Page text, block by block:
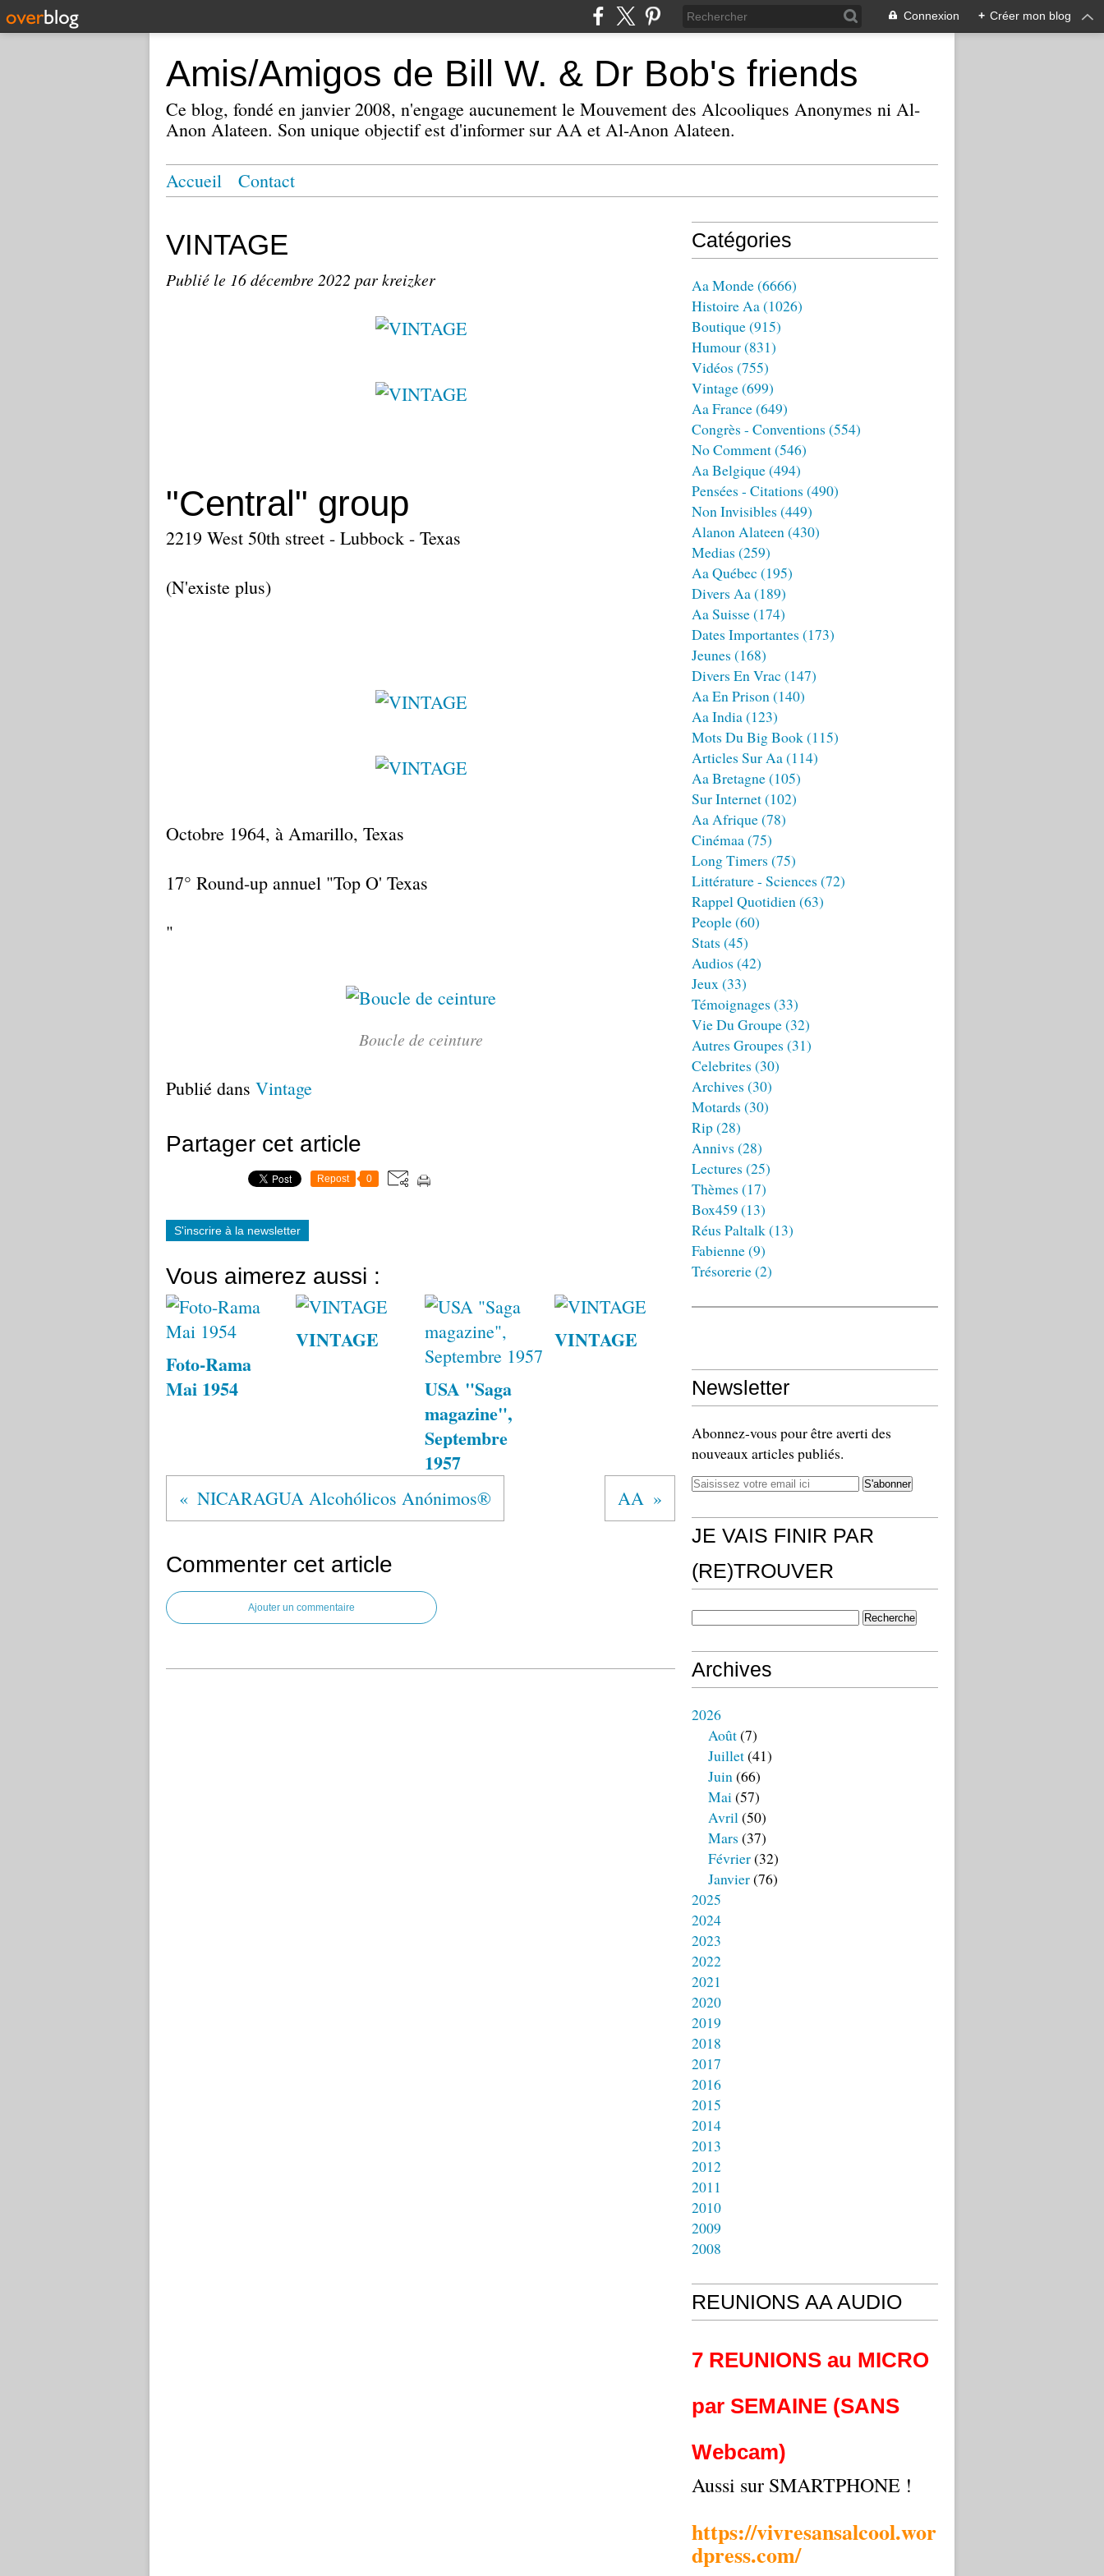
Connexion + Créer mon blog
Amis/Amigos de Bill W. & Dr Bob's friends
Ce blog, fondé en janvier 2008, n'engage aucunement le Mouvement des Alcooliques Anonymes ni Al-
Anon Alateen. Son unique objectif est d'informer sur AA et Al-Anon Alateen.
Accueil Contact
VINTAGE
Publié le 16 décembre 2022 par kreizker
"Central" group
2219 West 50th street - Lubbock - Texas
(N'existe plus)
Octobre 1964, à Amarillo, Texas
17° Round-up annuel "Top O' Texas
"
Boucle de ceinture
Publié dans Vintage
Partager cet article
Repost 0
S'inscrire à la newsletter
Vous aimerez aussi :
Foto-Rama
Mai 1954
VINTAGE
USA "Saga
magazine",
Septembre
1957
VINTAGE
NICARAGUA Alcohólicos Anónimos® AA
Commenter cet article
Ajouter un commentaire
Catégories
Aa Monde(6666)
Histoire Aa(1026)
Boutique(915)
Humour(831)
Vidéos (755)
Vintage(699)
Aa France(649)
Congrès - Conventions (554)
No Comment(546)
Aa Belgique(494)
Pensées - Citations (490)
Non Invisibles (449)
Alanon Alateen(430)
Medias (259)
Aa Québec (195)
Divers Aa(189)
Aa Suisse(174)
Dates Importantes (173)
Jeunes (168)
Divers En Vrac (147)
Aa En Prison(140)
Aa India(123)
Mots Du Big Book(115)
Articles Sur Aa(114)
Aa Bretagne(105)
Sur Internet(102)
Aa Afrique(78)
Cinémaa(75)
Long Timers (75)
Littérature - Sciences (72)
Rappel Quotidien(63)
People(60)
Stats (45)
Audios (42)
Jeux(33)
Témoignages (33)
Vie Du Groupe(32)
Autres Groupes (31)
Celebrites (30)
Archives (30)
Motards (30)
Rip(28)
Annivs (28)
Lectures (25)
Thèmes (17)
Box459 (13)
Réus Paltalk(13)
Fabienne(9)
Trésorerie(2)
Newsletter
Abonnez-vous pour être averti des
nouveaux articles publiés.
JE VAIS FINIR PAR
(RE)TROUVER
Archives
2026
Août(7)
Juillet(41)
Juin(66)
Mai(57)
Avril(50)
Mars (37)
Février(32)
Janvier(76)
2025
2024
2023
2022
2021
2020
2019
2018
2017
2016
2015
2014
2013
2012
2011
2010
2009
2008
REUNIONS AA AUDIO
7 REUNIONS au MICRO
par SEMAINE (SANS
Webcam)
Aussi sur SMARTPHONE !
https://vivresansalcool.wor
dpress.com/